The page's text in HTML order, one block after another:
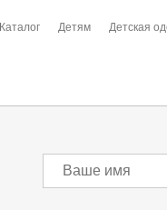
Каталог Детям Детская
Ваше имя